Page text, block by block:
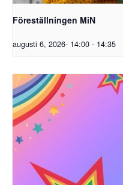
Föreställningen MiN
augusti 6, 2026- 14:00 - 14:35